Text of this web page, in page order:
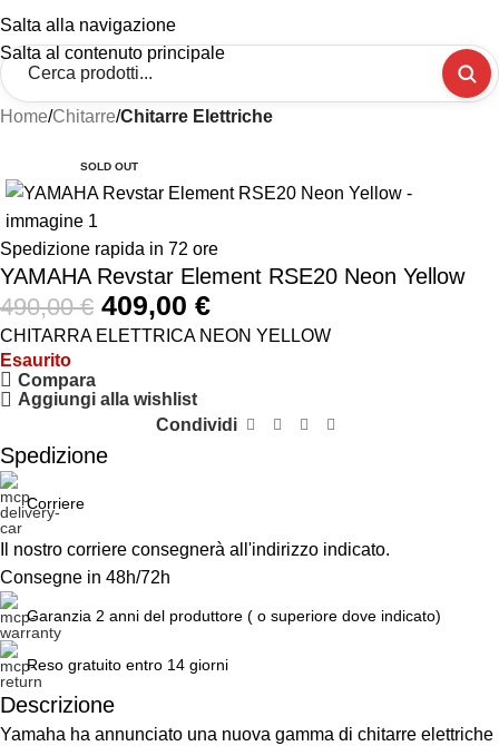
Salta alla navigazione
Salta al contenuto principale
Home Chitarre Chitarre Elettriche
SOLD OUT
Spedizione rapida in 72 ore
YAMAHA Revstar Element RSE20 Neon Yellow
490,00€ 409,00 €
CHITARRA ELETTRICA NEON YELLOW
Esaurito
Compara
Aggiungi alla wishlist
Condividi
Spedizione
Corriere
Il nostro corriere consegnerà all'indirizzo indicato.
Consegne in 48h/72h
Garanzia 2 anni del produttore ( o superiore dove indicato)
Reso gratuito entro 14 giorni
Unbeatable offers
Descrizione
Yamaha ha annunciato una nuova gamma di chitarre elettriche